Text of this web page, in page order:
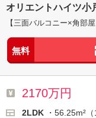
オリエントハイツ小
【三面バルコニー×角部
無料
2170万円
2LDK
・56.25m²